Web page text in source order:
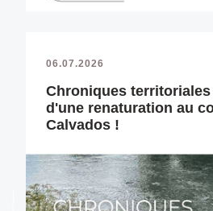
06.07.2026
Chroniques
d'une renaturation au
Calvados !